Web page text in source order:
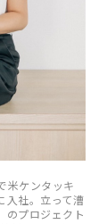
米ケンタッキ
入社。立って漕
のプロジェクト